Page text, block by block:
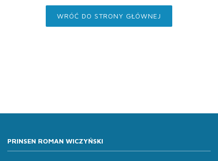
WRÓĆ DO STRONY GŁÓWNEJ
PRINSEN ROMAN WICZYŃSKI